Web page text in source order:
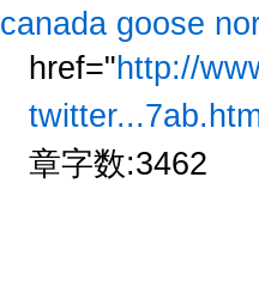
canada goose
href="http://
章字数:3462